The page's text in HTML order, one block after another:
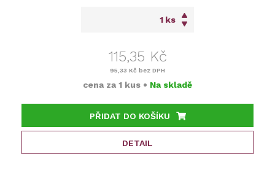
ks
115,35 Kč
95,33 Kč bez DPH
cena za 1 kus • Na skladě
PŘIDAT DO KOŠÍKU
DETAIL